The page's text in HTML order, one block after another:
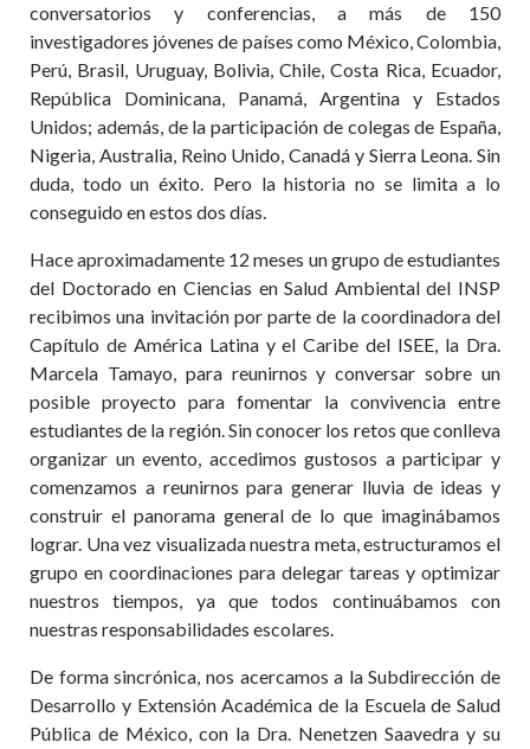
conversatorios y conferencias, a más de 150
investigadores jóvenes de países como México, Colombia,
Perú, Brasil, Uruguay, Bolivia, Chile, Costa Rica, Ecuador,
República Dominicana, Panamá, Argentina y Estados
Unidos; además, de la participación de colegas de España,
Nigeria, Australia, Reino Unido, Canadá y Sierra Leona. Sin
duda, todo un éxito. Pero la historia no se limita a lo
conseguido en estos dos días.
Hace aproximadamente 12 meses un grupo de estudiantes
del Doctorado en Ciencias en Salud Ambiental del INSP
recibimos una invitación por parte de la coordinadora del
Capítulo de América Latina y el Caribe del ISEE, la Dra.
Marcela Tamayo, para reunirnos y conversar sobre un
posible proyecto para fomentar la convivencia entre
estudiantes de la región. Sin conocer los retos que conlleva
organizar un evento, accedimos gustosos a participar y
comenzamos a reunirnos para generar lluvia de ideas y
construir el panorama general de lo que imaginábamos
lograr. Una vez visualizada nuestra meta, estructuramos el
grupo en coordinaciones para delegar tareas y optimizar
nuestros tiempos, ya que todos continuábamos con
nuestras responsabilidades escolares.
De forma sincrónica, nos acercamos a la Subdirección de
Desarrollo y Extensión Académica de la Escuela de Salud
Pública de México, con la Dra. Nenetzen Saavedra y su